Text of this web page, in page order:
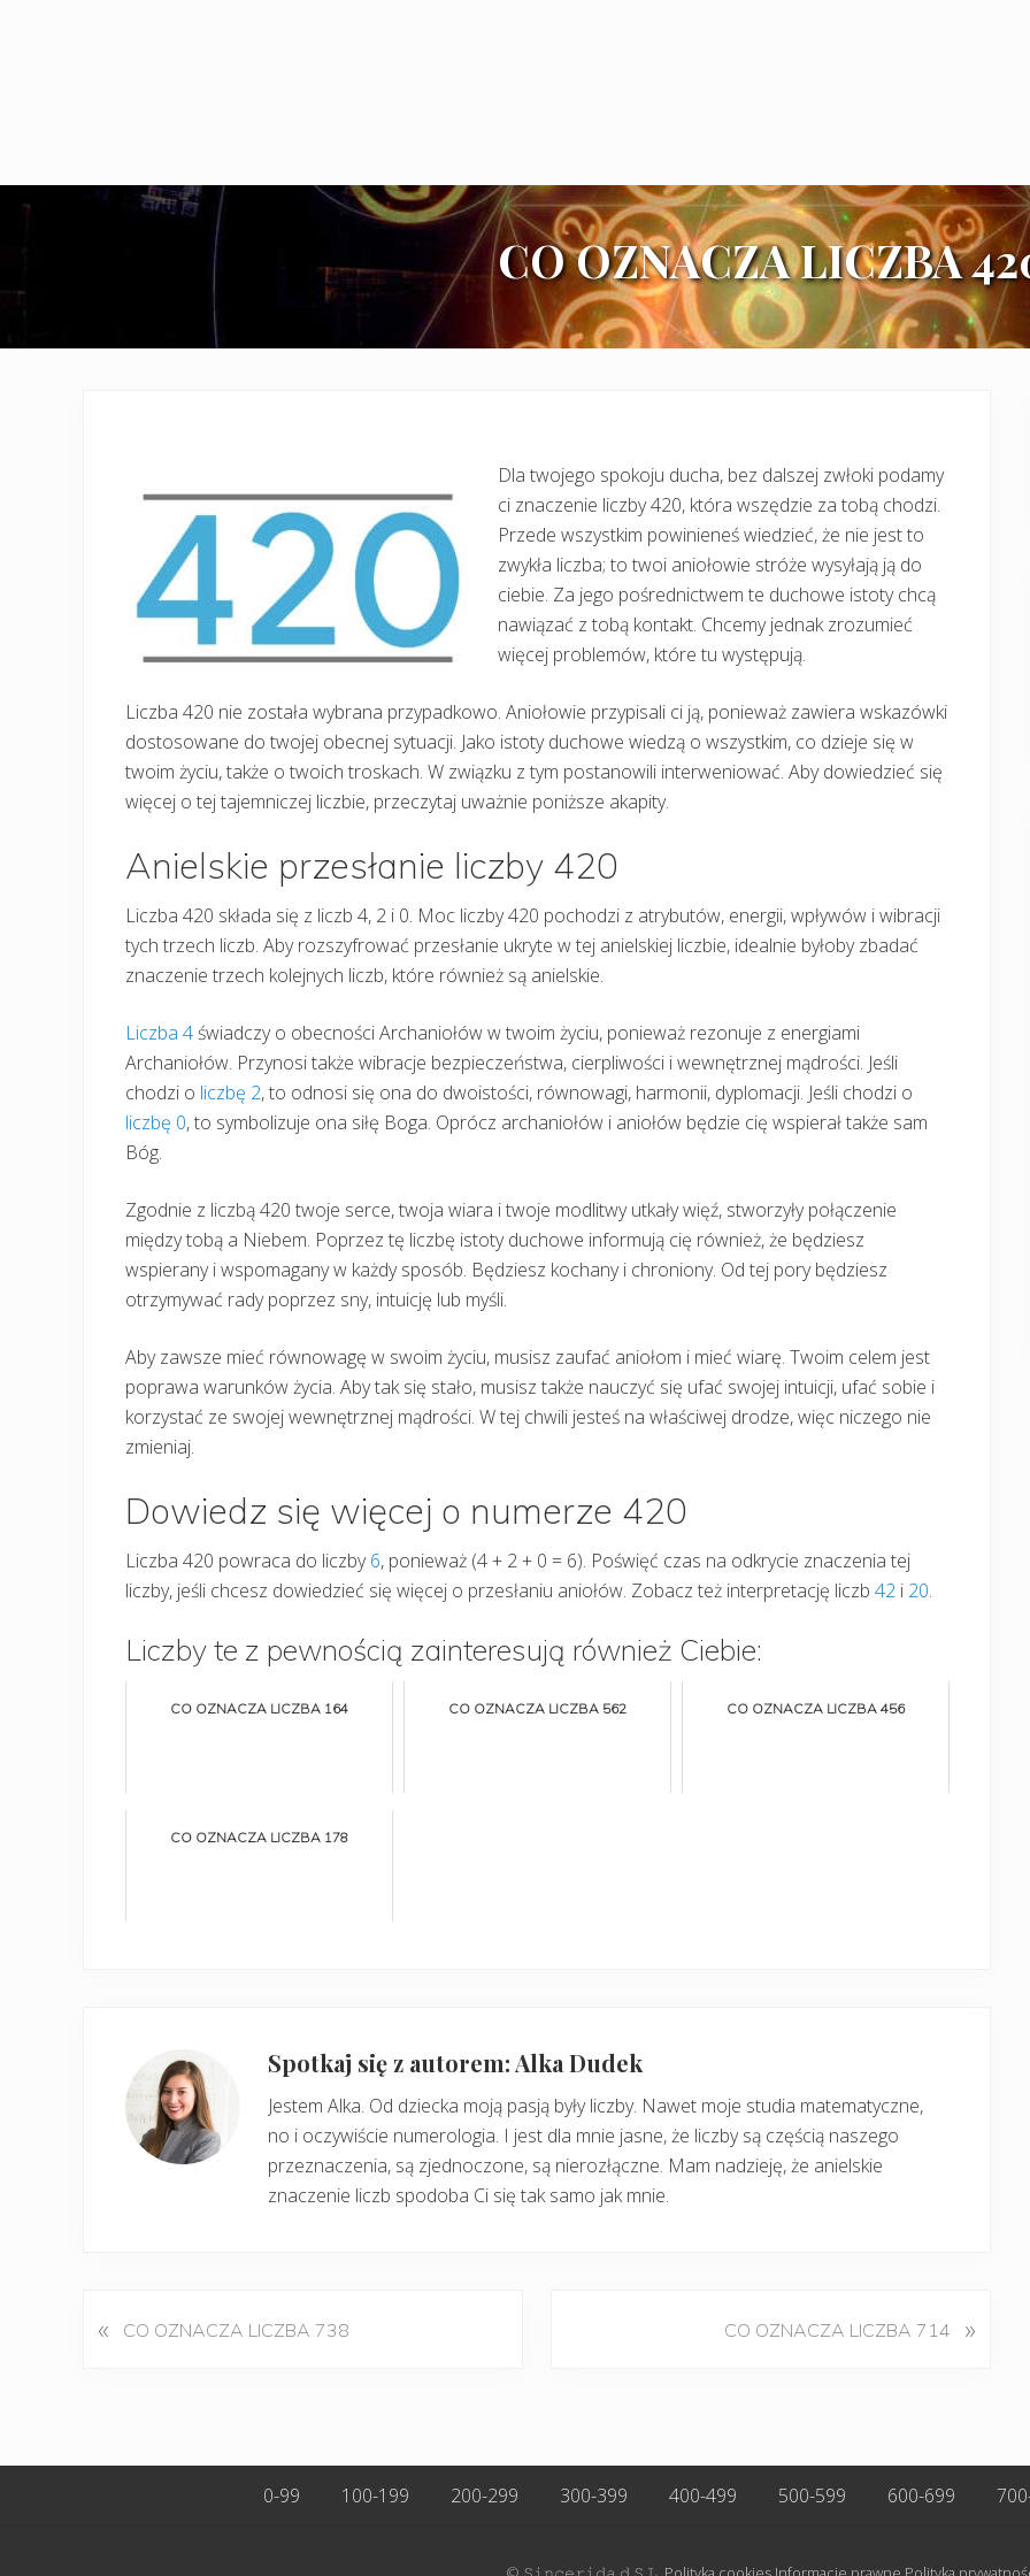
CO OZNACZA LICZBA
Dla twojego spokoju ducha, bez dalszej zwłoki podamy
ci znaczenie liczby 420, która wszędzie za tobą chodzi.
Przede wszystkim powinieneś wiedzieć, że nie jest to
zwykła liczba; to twoi aniołowie stróże wysyłają ją do
ciebie. Za jego pośrednictwem te duchowe istoty chcą
nawiązać z tobą kontakt. Chcemy jednak zrozumieć
więcej problemów, które tu występują.
Liczba 420 nie została wybrana przypadkowo. Aniołowie przypisali ci ją, ponieważ zawiera wskazówki
dostosowane do twojej obecnej sytuacji. Jako istoty duchowe wiedzą o wszystkim, co dzieje się w
twoim życiu, także o twoich troskach. W związku z tym postanowili interweniować. Aby dowiedzieć się
więcej o tej tajemniczej liczbie, przeczytaj uważnie poniższe akapity.
Anielskie przesłanie liczby 420
Liczba 420 składa się z liczb 4, 2 i 0. Moc liczby 420 pochodzi z atrybutów, energii, wpływów i wibracji
tych trzech liczb. Aby rozszyfrować przesłanie ukryte w tej anielskiej liczbie, idealnie byłoby zbadać
znaczenie trzech kolejnych liczb, które również są anielskie.
Liczba 4świadczy o obecności Archaniołów w twoim życiu, ponieważ rezonuje z energiami
Archaniołów. Przynosi także wibracje bezpieczeństwa, cierpliwości i wewnętrznej mądrości. Jeśli
chodzi o liczbę 2, to odnosi się ona do dwoistości, równowagi, harmonii, dyplomacji. Jeśli chodzi o
liczbę 0, to symbolizuje ona siłę Boga. Oprócz archaniołów i aniołów będzie cię wspierał także sam
Bóg.
Zgodnie z liczbą 420 twoje serce, twoja wiara i twoje modlitwy utkały więź, stworzyły połączenie
między tobą a Niebem. Poprzez tę liczbę istoty duchowe informują cię również, że będziesz
wspierany i wspomagany w każdy sposób. Będziesz kochany i chroniony. Od tej pory będziesz
otrzymywać rady poprzez sny, intuicję lub myśli.
Aby zawsze mieć równowagę w swoim życiu, musisz zaufać aniołom i mieć wiarę. Twoim celem jest
poprawa warunków życia. Aby tak się stało, musisz także nauczyć się ufać swojej intuicji, ufać sobie i
korzystać ze swojej wewnętrznej mądrości. W tej chwili jesteś na właściwej drodze, więc niczego nie
zmieniaj.
Dowiedz się więcej o numerze 420
Liczba 420 powraca do liczby6, ponieważ (4 + 2 + 0 = 6). Poświęć czas na odkrycie znaczenia tej
liczby, jeśli chcesz dowiedzieć się więcej o przesłaniu aniołów. Zobacz też interpretację liczb 42 i 20.
Liczby te z pewnością zainteresują również Ciebie:
CO OZNACZA LICZBA 164 CO OZNACZA LICZBA 562 CO OZNACZA LICZBA 456
CO OZNACZA LICZBA 178
Spotkaj się z autorem: Alka Dudek
Jestem Alka. Od dziecka moją pasją były liczby. Nawet moje studia matematyczne,
no i oczywiście numerologia. I jest dla mnie jasne, że liczby są częścią naszego
przeznaczenia, są zjednoczone, są nierozłączne. Mam nadzieję, że anielskie
znaczenie liczb spodoba Ci się tak samo jak mnie.
P
e
« CO OZNACZA LICZBA 738
n
y
i
CO OZNACZA LICZBA 714 »
0-99 100-199 200-299 300-399 400-499 500-599 600-699